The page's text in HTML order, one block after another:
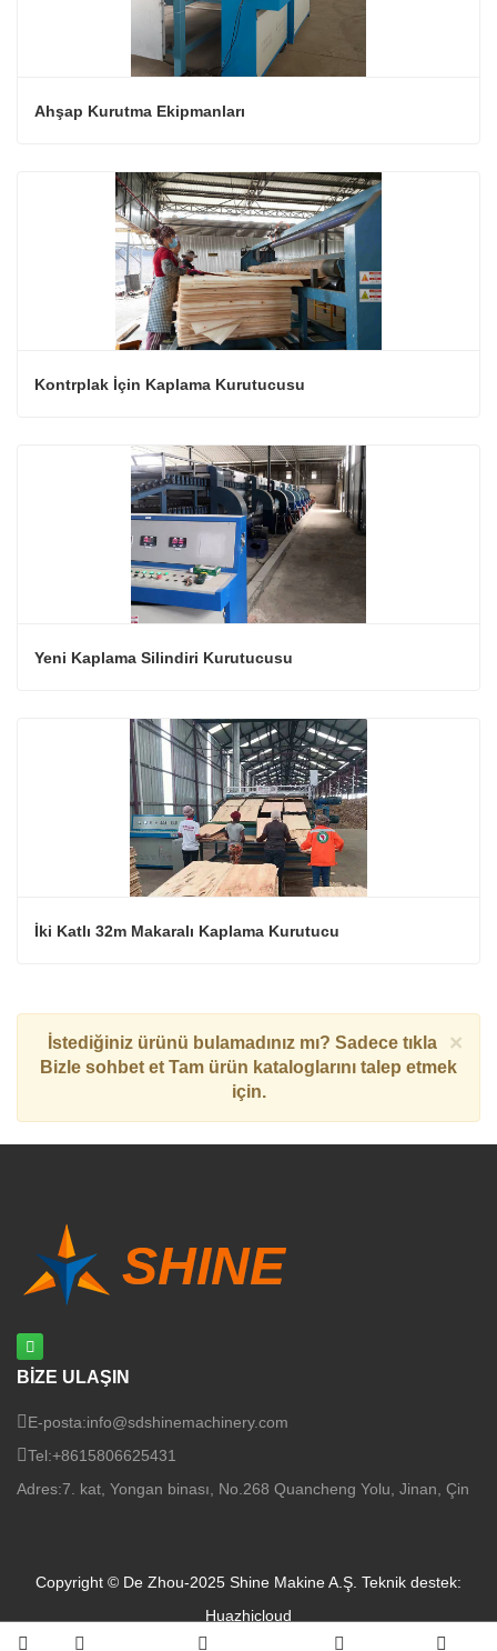
Ahşap Kurutma Ekipmanları
Kontrplak İçin Kaplama Kurutucusu
Yeni Kaplama Silindiri Kurutucusu
İki Katlı 32m Makaralı Kaplama Kurutucu
×
İstediğiniz ürünü bulamadınız mı? Sadece tıkla
Bizle sohbet et Tam ürün kataloglarını talep etmek
için.
BİZE ULAŞIN
E-posta:info@sdshinemachinery.com
Tel:+8615806625431
Adres:7. kat, Yongan binası, No.268 Quancheng Yolu, Jinan, Çin
Copyright © De Zhou-2025 Shine Makine A.Ş. Teknik destek:
Huazhicloud